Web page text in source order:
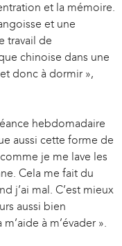
et la mémoire.
et une
travail de
chinoise dans une
donc à dormir »,
hebdomadaire
aussi cette forme de
je me lave les
Cela me fait du
j’ai mal. C’est mieux
aussi bien
à m’évader ».